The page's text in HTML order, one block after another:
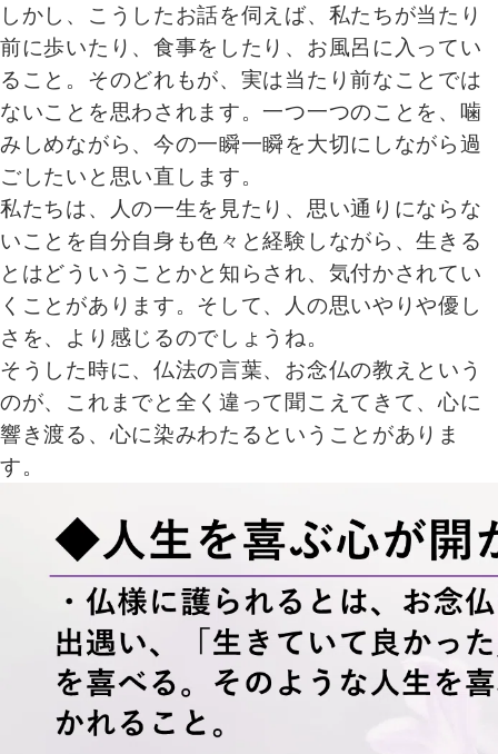
しかし、こうしたお話を伺えば、私たちが当たり
前に歩いたり、食事をしたり、お風呂に入ってい
ること。そのどれもが、実は当たり前なことでは
ないことを思わされます。一つ一つのことを、噛
みしめながら、今の一瞬一瞬を大切にしながら過
ごしたいと思い直します。
私たちは、人の一生を見たり、思い通りにならな
いことを自分自身も色々と経験しながら、生きる
とはどういうことかと知らされ、気付かされてい
くことがあります。そして、人の思いやりや優し
さを、より感じるのでしょうね。
そうした時に、仏法の言葉、お念仏の教えという
のが、これまでと全く違って聞こえてきて、心に
響き渡る、心に染みわたるということがありま
す。